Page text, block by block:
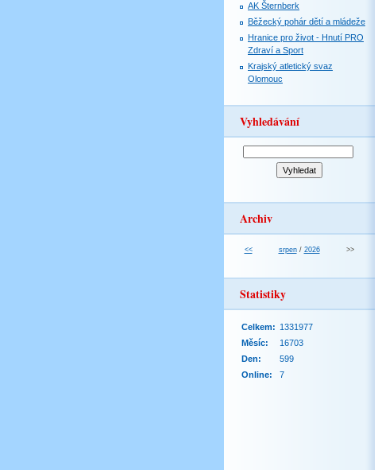
AK Šternberk
Běžecký pohár dětí a mládeže
Hranice pro život - Hnutí PRO
Zdraví a Sport
Krajský atletický svaz
Olomouc
Vyhledávání
Archiv
<< srpen/ 2026 >>
Statistiky
Online: 7
Celkem: 1331977
Měsíc:
16703
Den:
599